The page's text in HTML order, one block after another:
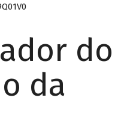
do
da